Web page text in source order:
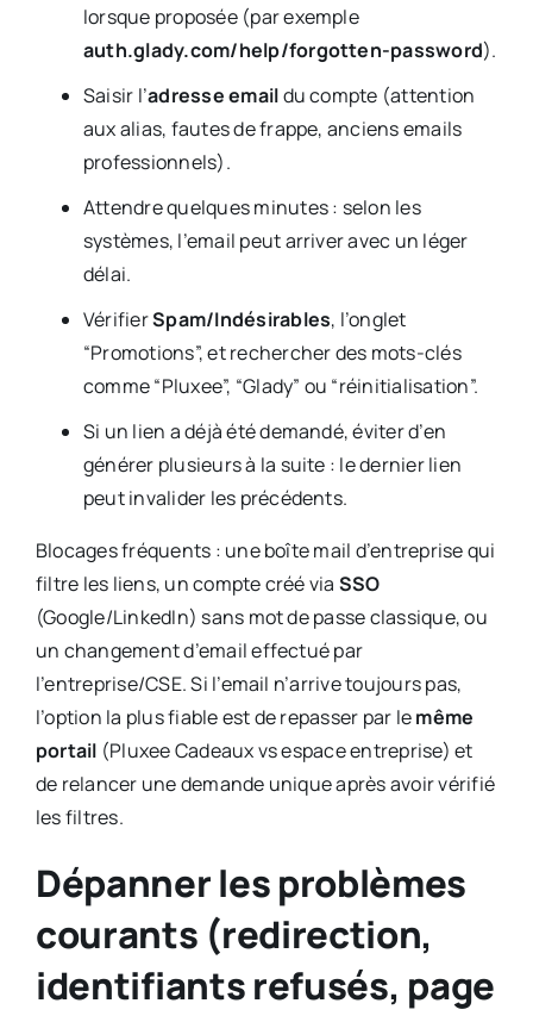
lorsque proposée (par exemple
auth.glady.com/help/forgotten-password).
Saisir l’adresse emaildu compte (attention
aux alias, fautes de frappe, anciens emails
professionnels).
Attendre quelques minutes : selon les
systèmes, l’email peut arriver avec un léger
délai.
VérifierSpam/Indésirables, l’onglet
“Promotions”, et rechercher des mots-clés
comme “Pluxee”, “Glady” ou “réinitialisation”.
Si un lien a déjà été demandé, éviter d’en
générer plusieurs à la suite : le dernier lien
peut invalider les précédents.
Blocages fréquents : une boîte mail d’entreprise qui
filtre les liens, un compte créé via SSO
(Google/LinkedIn) sans mot de passe classique, ou
un changement d’email effectué par
l’entreprise/CSE. Si l’email n’arrive toujours pas,
l’option la plus fiable est de repasser par lemême
portail (Pluxee Cadeaux vs espace entreprise) et
de relancer une demande unique après avoir vérifié
les filtres.
Dépanner les problèmes
courants (redirection,
identifiants refusés, page